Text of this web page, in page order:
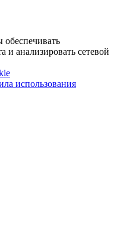
и анализировать сетевой
использования